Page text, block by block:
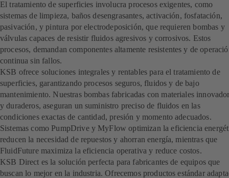
El tratamiento de superficies involucra procesos exigentes, como
sistemas de limpieza, baños desengrasantes, activación, fosfatación,
pasivación, y pintura por electrodeposición, que requieren bombas y
válvulas capaces de resistir fluidos agresivos y corrosivos. Estos
procesos, demandan componentes altamente resistentes y de
continua sin fallos.
KSB ofrece soluciones integrales y rentables para el tratamiento de
superficies, garantizando procesos seguros, fluidos y de bajo
mantenimiento. Nuestras bombas fabricadas con materiales
y duraderos, aseguran un suministro preciso de fluidos en las
condiciones exactas de cantidad, presión y momento adecuados.
Sistemas como PumpDrive y MyFlow optimizan la eficiencia
reducen la necesidad de repuestos y ahorran energía, mientras que
FluidFuture maximiza la eficiencia operativa y reduce costos.
KSB Direct es la solución perfecta para fabricantes de equipos que
buscan lo mejor en la industria. Ofrecemos productos estándar